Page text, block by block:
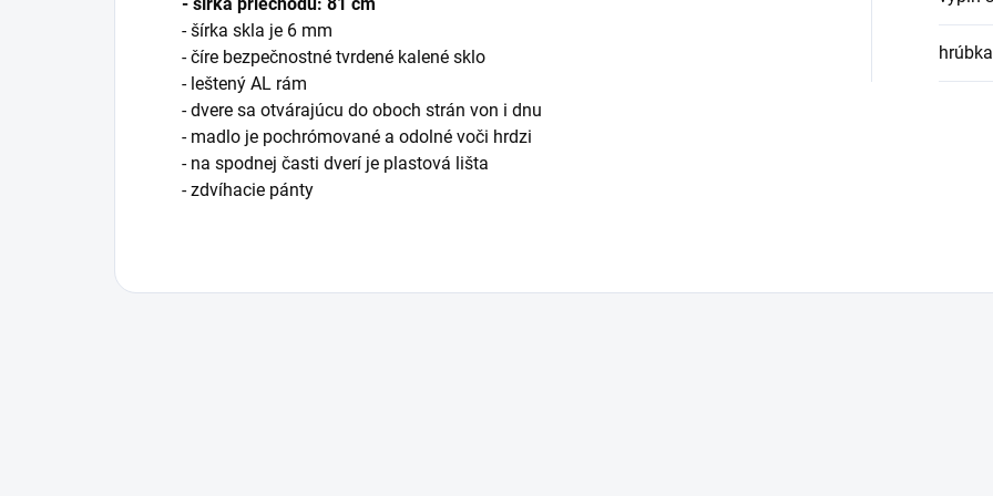
- šírka skla je 6 mm
- číre bezpečnostné tvrdené kalené sklo
- leštený AL rám
- dvere sa otvárajúcu do oboch strán von i dnu
- madlo je pochrómované a odolné voči hrdzi
- na spodnej časti dverí je plastová lišta
- zdvíhacie pánty